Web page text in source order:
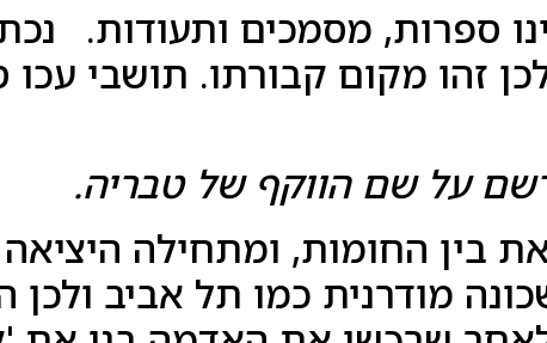
ספרות, מסמכים ותעודות.
זהו מקום קבורתו. תושבי
נמצאת בין החומות, ומתחילה
שכונה מודרנית כמו תל אביב